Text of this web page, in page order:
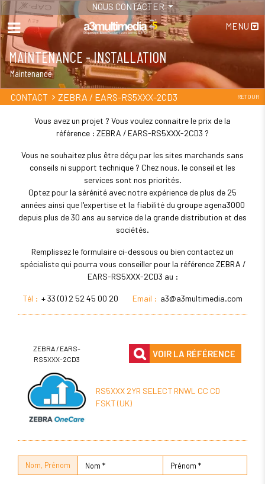
NOUS CONTACTER
MENU
MAINTENANCE - INSTALLATION
Maintenance
CONTACT ZEBRA / EARS-RS5XXX-2CD3 RETOUR
Vous avez un projet ? Vous voulez connaitre le prix de la
référence : ZEBRA / EARS-RS5XXX-2CD3 ?
Vous ne souhaitez plus être déçu par les sites marchands sans
conseils ni support technique ? Chez nous, le conseil et les
services sont nos priorités.
Optez pour la sérénité avec notre expérience de plus de 25
années ainsi que l'expertise et la fiabilité du groupe agena3000
depuis plus de 30 ans au service de la grande distribution et des
sociétés.
Remplissez le formulaire ci-dessous ou bien contactez un
spécialiste qui pourra vous conseiller pour la référence ZEBRA /
EARS-RS5XXX-2CD3 au :
Tél : + 33 (0) 2 52 45 00 20 Email : a3@a3multimedia.com
ZEBRA / EARS-
RS5XXX-2CD3
VOIR LA RÉFÉRENCE
RS5XXX 2YR SELECT RNWL CC CD
FSKT (UK)
Nom, Prénom